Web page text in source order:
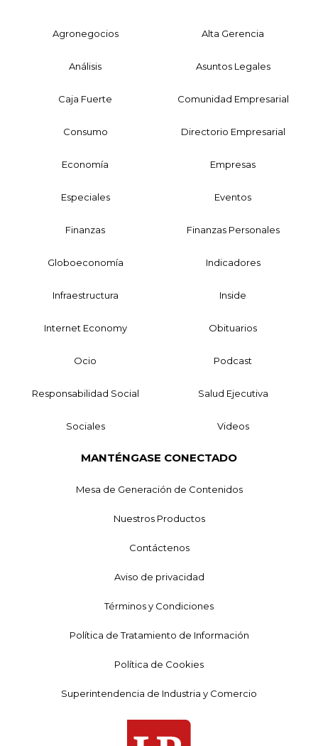
Agronegocios Alta Gerencia
Análisis Asuntos Legales
Caja Fuerte Comunidad Empresarial
Consumo Directorio Empresarial
Economía Empresas
Especiales Eventos
Finanzas Finanzas Personales
Globoeconomía Indicadores
Infraestructura Inside
Internet Economy Obituarios
Ocio Podcast
Responsabilidad Social Salud Ejecutiva
Sociales Videos
MANTÉNGASE CONECTADO
Mesa de Generación de Contenidos
Nuestros Productos
Contáctenos
Aviso de privacidad
Términos y Condiciones
Política de Tratamiento de Información
Política de Cookies
Superintendencia de Industria y Comercio